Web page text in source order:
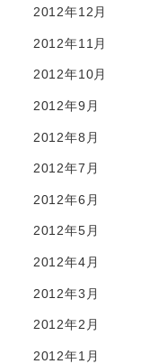
2012年12月
2012年11月
2012年10月
2012年9月
2012年8月
2012年7月
2012年6月
2012年5月
2012年4月
2012年3月
2012年2月
2012年1月